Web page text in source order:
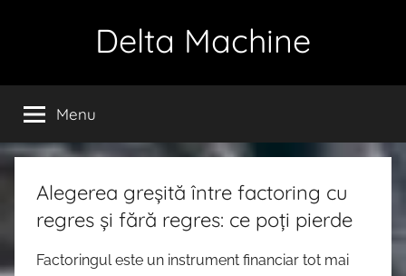
Delta Machine
Menu
Alegerea greșită între factoring cu
regres și fără regres: ce poți pierde
Factoringul este un instrument financiar tot mai